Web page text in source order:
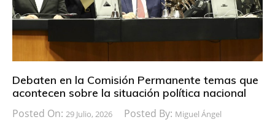
Debaten en la Comisión Permanente temas que
acontecen sobre la situación política nacional
Posted On: 29 Julio, 2026 Posted By: Miguel Ángel